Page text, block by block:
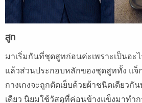
สูท
มาเริ่มกันที่ชุดสูทก่อนค่ะเพราะเป็นอะ
แล้วส่วนประกอบหลักของชุดสูททั้ง แจ็
กางเกงจะถูกตัดเย็บด้วยผ้าชนิดเดียว
เดียว นิยมใช้วัสดุที่ค่อนข้างแข็งมาทำ